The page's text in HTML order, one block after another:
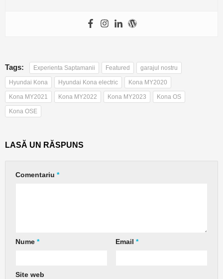
Tags: Experienta Saptamanii Featured garajul nostru
Hyundai Kona Hyundai Kona electric Kona MY2020
Kona MY2021 Kona MY2022 Kona MY2023 Kona OS
Kona OSE
LASĂ UN RĂSPUNS
Comentariu *
Nume * Email *
Site web